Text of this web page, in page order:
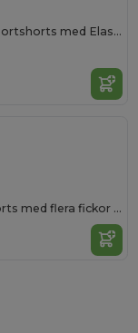
Lätta Snabbtorkande Sportshorts med Elastisk Midja
Tvåfärgade bermudashorts med flera fickor (210g/m²), i bomull (20%) och polyester (80%)